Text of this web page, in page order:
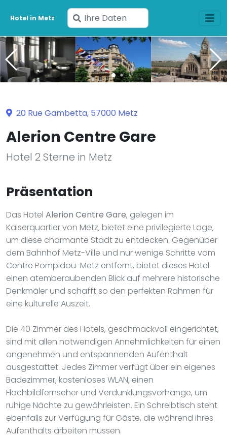
Hotel in Metz
Geben
Sie
Ihre
Daten
ein
20 Rue Gambetta, 57000 Metz
Alerion Centre Gare
Hotel 2 Sterne in Metz
Präsentation
Das Hotel Alerion Centre Gare, gelegen im
Kaiserquartier von Metz, bietet eine privilegierte Lage,
um diese charmante Stadt zu entdecken. Gegenüber
dem Bahnhof Metz-Ville und nur wenige Schritte vom
Centre Pompidou-Metz entfernt, bietet dieses Hotel
einen atemberaubenden Blick auf mehrere historische
Denkmäler und schafft so den perfekten Rahmen für
eine kulturelle Auszeit.
Die 40 Zimmer des Hotels, geschmackvoll eingerichtet,
sind mit allen notwendigen Annehmlichkeiten für einen
angenehmen und entspannenden Aufenthalt
ausgestattet. Jedes Zimmer verfügt über ein eigenes
Badezimmer, kostenloses WLAN, einen
Flachbildfernseher und Verdunklungsvorhänge, um
ruhige Nächte zu gewährleisten. Ein Schreibtisch steht
ebenfalls zur Verfügung für Gäste, die während ihres
Aufenthalts arbeiten müssen.